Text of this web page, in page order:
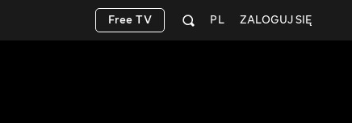
ZALOGUJ SIĘ
PL
Free TV